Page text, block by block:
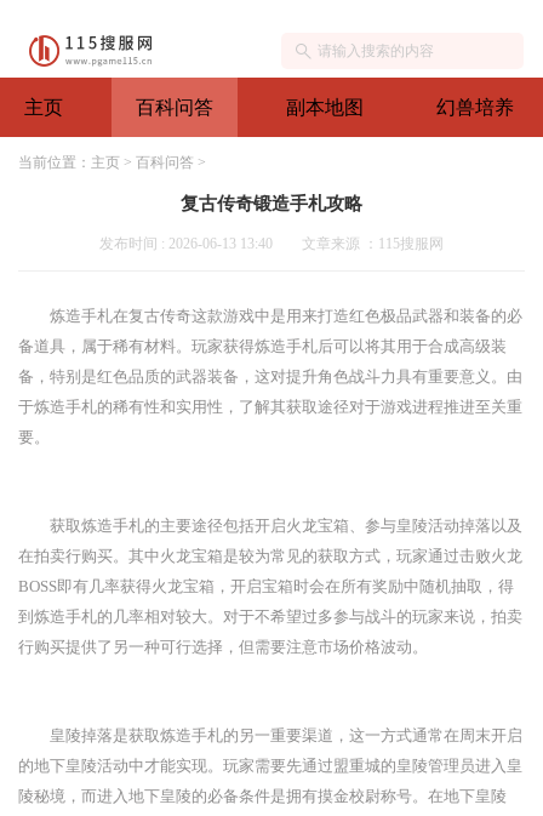
主页 百科问答 副本地图 幻兽培养
当前位置： 主页 > 百科问答 >
复古传奇锻造手札攻略
发布时间 : 2026-06-13 13:40 文章来源 ：115搜服网
炼造手札在复古传奇这款游戏中是用来打造红色极品武器和装备的必
备道具，属于稀有材料。玩家获得炼造手札后可以将其用于合成高级装
备，特别是红色品质的武器装备，这对提升角色战斗力具有重要意义。由
于炼造手札的稀有性和实用性，了解其获取途径对于游戏进程推进至关重
要。
获取炼造手札的主要途径包括开启火龙宝箱、参与皇陵活动掉落以及
在拍卖行购买。其中火龙宝箱是较为常见的获取方式，玩家通过击败火龙
BOSS即有几率获得火龙宝箱，开启宝箱时会在所有奖励中随机抽取，得
到炼造手札的几率相对较大。对于不希望过多参与战斗的玩家来说，拍卖
行购买提供了另一种可行选择，但需要注意市场价格波动。
皇陵掉落是获取炼造手札的另一重要渠道，这一方式通常在周末开启
的地下皇陵活动中才能实现。玩家需要先通过盟重城的皇陵管理员进入皇
陵秘境，而进入地下皇陵的必备条件是拥有摸金校尉称号。在地下皇陵